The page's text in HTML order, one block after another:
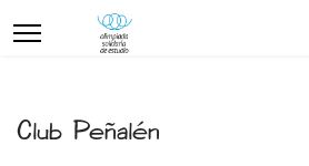
Club Peñalén